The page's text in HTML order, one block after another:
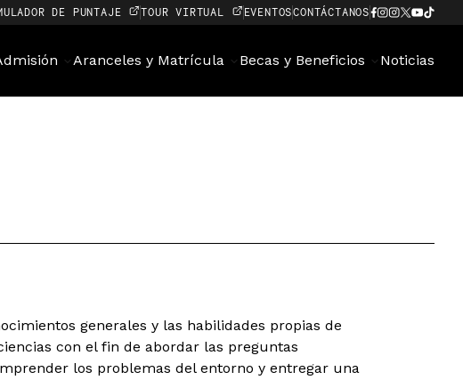
DE PUNTAJE TOUR VIRTUAL EVENTOSCONTÁCTANOS
Aranceles y Matrícula Becas y Beneficios Noticias
generales y las habilidades propias de
con el fin de abordar las preguntas
los problemas del entorno y entregar una